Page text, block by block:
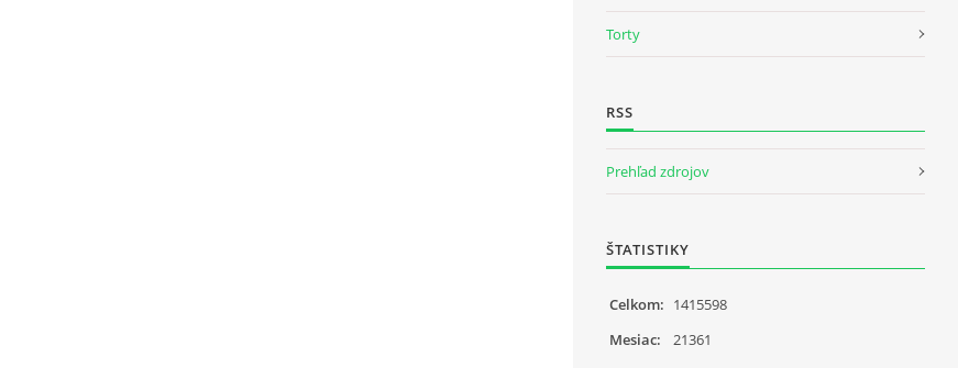
Torty
RSS
Prehľad zdrojov
ŠTATISTIKY
Celkom: 1415598
Mesiac:
21361